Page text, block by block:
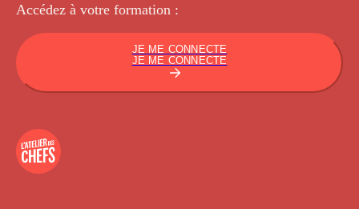
Accédez à votre formation :
JE ME CONNECTE
JE ME CONNECTE